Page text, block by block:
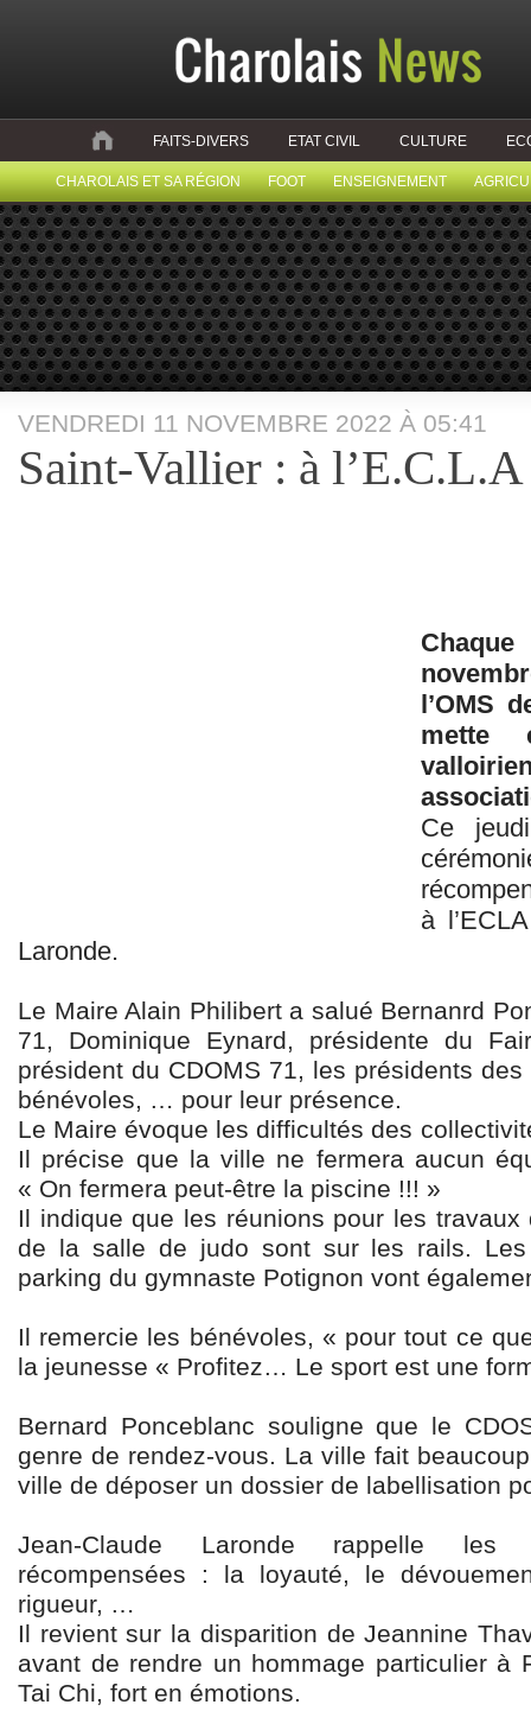
FAITS-DIVERS ETAT CIVIL CULTURE
CHAROLAIS ET SA RÉGION FOOT ENSEIGNEMENT
VENDREDI 11 NOVEMBRE 2022 À 05:41
Saint-Vallier : à l’E.C.L.A
l’OMS
mette
Ce
à
Laronde.
Le Maire Alain Philibert a salué Bernanrd
71, Dominique Eynard, présidente du
président du CDOMS 71, les présidents
bénévoles, … pour leur présence.
Le Maire évoque les difficultés des
Il précise que la ville ne fermera aucun
« On fermera peut-être la piscine !!! »
Il indique que les réunions pour les
de la salle de judo sont sur les rails. Les
parking du gymnaste Potignon vont
Il remercie les bénévoles, « pour tout ce
la jeunesse « Profitez… Le sport est une
Bernard Ponceblanc souligne que le
genre de rendez-vous. La ville fait
ville de déposer un dossier de labellisation
Jean-Claude Laronde rappelle les
récompensées : la loyauté, le
rigueur, …
Il revient sur la disparition de Jeannine
avant de rendre un hommage particulier à
Tai Chi, fort en émotions.